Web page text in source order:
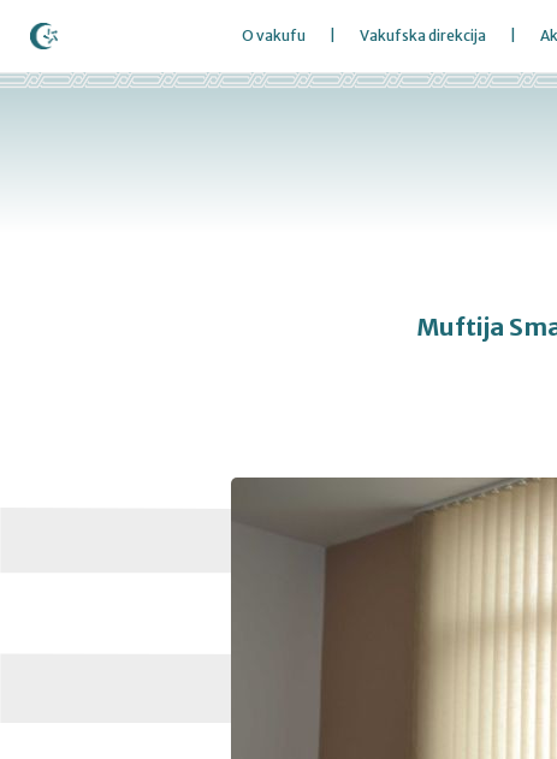
O vakufu Vakufska direkcija
Muftija